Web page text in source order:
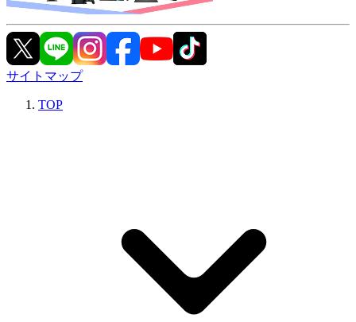
サイトマップ
TOP